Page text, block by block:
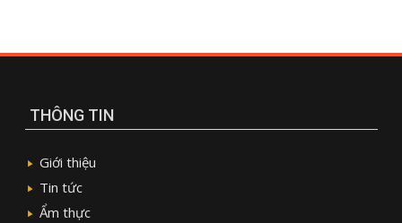
THÔNG TIN
Giới thiệu
Tin tức
Ẩm thực